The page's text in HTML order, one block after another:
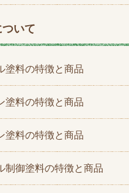
いて
塗料の特徴と商品
塗料の特徴と商品
塗料の特徴と商品
制御塗料の特徴と商品